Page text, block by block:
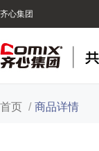
齐心集团
首页 / 商品详情